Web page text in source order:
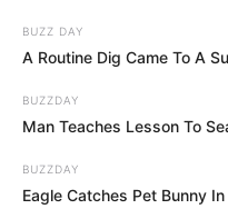
BUZZ DAY
A Routine Dig Came To A
BUZZDAY
Man Teaches Lesson To
BUZZDAY
Eagle Catches Pet Bunny